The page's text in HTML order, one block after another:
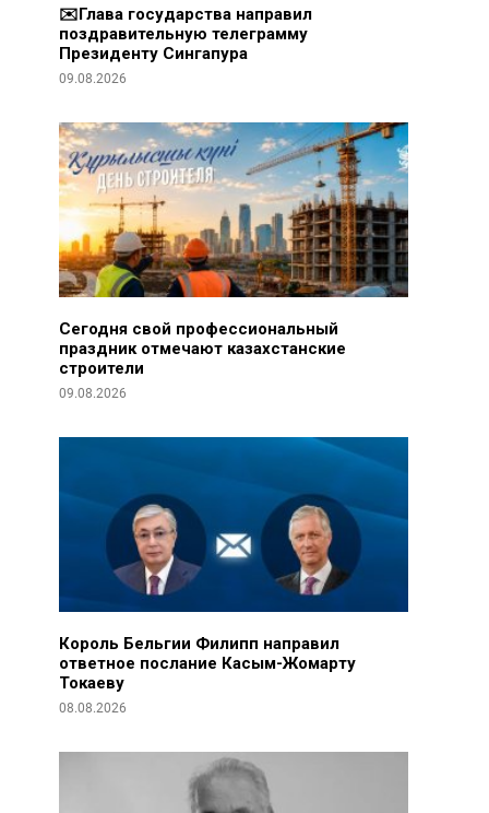
соболезнования родным и близким
выдающегося кинорежиссера Ардака
Амиркулова
07.08.2026
Глава государства поздравил участников
торжественного мероприятия, посвященного
90-летию Северо-Казахстанской области
✉️Глава государства направил
поздравительную телеграмму
Президенту Сингапура
09.08.2026
Сегодня свой профессиональный
праздник отмечают казахстанские
строители
09.08.2026
Король Бельгии Филипп направил
ответное послание Касым-Жомарту
Токаеву
08.08.2026